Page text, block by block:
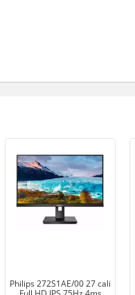
Philips 272S1AE/00 27 cali